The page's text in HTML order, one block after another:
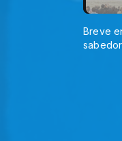
Breve